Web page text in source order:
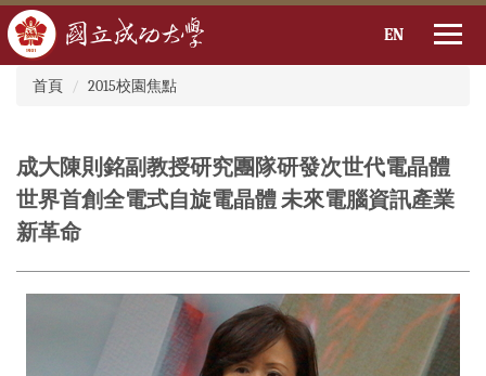
內
容
區
EN
:::
首頁
2015校園焦點
成大陳則銘副教授研究團隊研發次世代電晶體
世界首創全電式自旋電晶體 未來電腦資訊產業
新革命